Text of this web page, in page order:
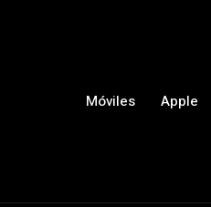
Móviles Apple